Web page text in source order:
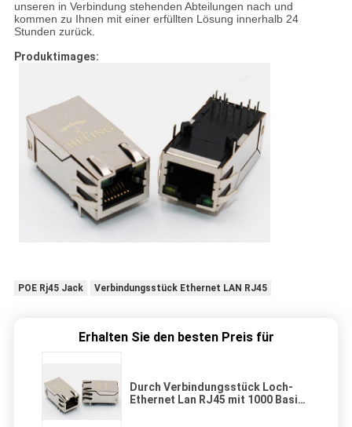
unseren in Verbindung stehenden Abteilungen nach und
kommen zu Ihnen mit einer erfüllten Lösung innerhalb 24
Stunden zurück.
Produktimages:
POE Rj45 Jack Verbindungsstück Ethernet LAN RJ45
Erhalten Sie den besten Preis für
Durch Verbindungsstück Loch-
Ethernet Lan RJ45 mit 1000 Basis